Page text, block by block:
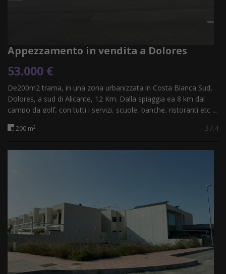
Appezzamento in vendita a Dolores
53.000 €
De200m2 trama, in una zona urbanizzata in Costa Blanca Sud,
Dolores, a sud di Alicante, 12 Km. Dalla spiaggia ea 8 km dal
campo da golf, con tutti i servizi, scuole, banche, ristoranti etc ...
200 m2 37.4